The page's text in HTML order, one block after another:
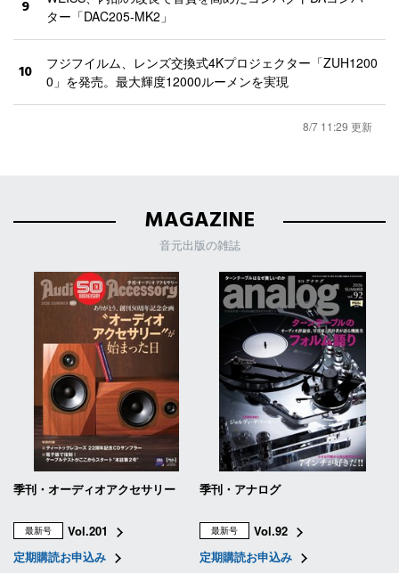
9
ター「DAC205-MK2」
10
フジフイルム、レンズ交換式4Kプロジェクター「ZUH1200
0」を発売。最大輝度12000ルーメンを実現
8/7 11:29 更新
MAGAZINE
音元出版の雑誌
季刊・オーディオアクセサリー
最新号
Vol.201
定期購読お申込み
季刊・アナログ
最新号
Vol.92
定期購読お申込み